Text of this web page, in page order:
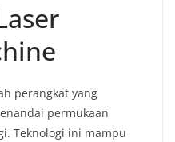
perangkat yang
permukaan
Teknologi ini mampu